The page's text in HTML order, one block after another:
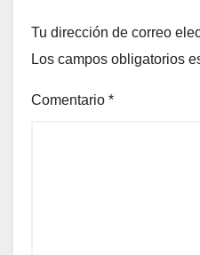
Tu dirección de correo
Los campos obligatorios
Comentario *